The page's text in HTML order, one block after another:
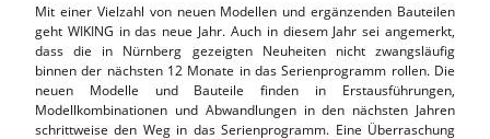
Mit einer Vielzahl von neuen Modellen und ergänzenden Bauteilen
geht WIKING in das neue Jahr. Auch in diesem Jahr sei angemerkt,
dass die in Nürnberg gezeigten Neuheiten nicht zwangsläufig
binnen der nächsten 12 Monate in das Serienprogramm rollen. Die
neuen Modelle und Bauteile finden in Erstausführungen,
Modellkombinationen und Abwandlungen in den nächsten Jahren
schrittweise den Weg in das Serienprogramm. Eine Überraschung